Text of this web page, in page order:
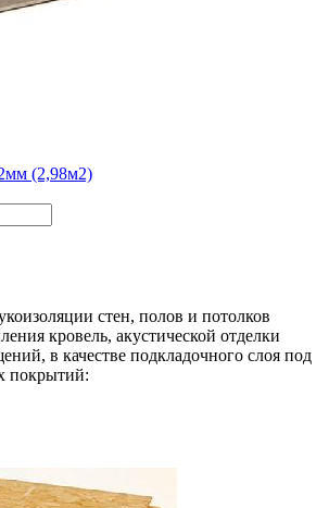
(2,98м2)
стен, полов и потолков
кровель, акустической отделки
в качестве подкладочного слоя под
покрытий: